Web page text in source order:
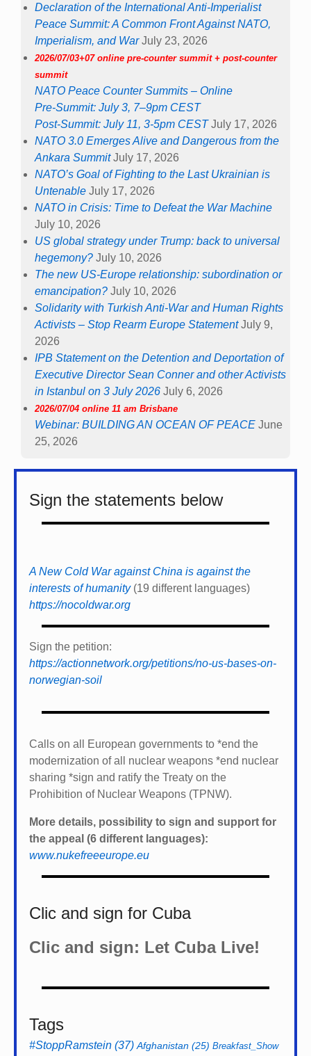
Declaration of the International Anti-Imperialist
Peace Summit: A Common Front Against NATO,
Imperialism, and War July 23, 2026
2026/07/03+07 online pre-counter summit + post-counter
summit
NATO Peace Counter Summits – Online
Pre-Summit: July 3, 7–9pm CEST
Post-Summit: July 11, 3-5pm CEST July 17, 2026
NATO 3.0 Emerges Alive and Dangerous from the
Ankara Summit July 17, 2026
NATO’s Goal of Fighting to the Last Ukrainian is
Untenable July 17, 2026
NATO in Crisis: Time to Defeat the War Machine
July 10, 2026
US global strategy under Trump: back to universal
hegemony? July 10, 2026
The new US-Europe relationship: subordination or
emancipation? July 10, 2026
Solidarity with Turkish Anti-War and Human Rights
Activists – Stop Rearm Europe Statement July 9,
2026
IPB Statement on the Detention and Deportation of
Executive Director Sean Conner and other Activists
in Istanbul on 3 July 2026 July 6, 2026
2026/07/04 online 11 am Brisbane
Webinar: BUILDING AN OCEAN OF PEACE June
25, 2026
Sign the statements below
A New Cold War against China is against the
interests of humanity(19 different languages)
https://nocoldwar.org
Sign the petition:
https://actionnetwork.org/petitions/no-us-bases-on-
norwegian-soil
Calls on all European governments to *end the
modernization of all nuclear weapons *end nuclear
sharing *sign and ratify the Treaty on the
Prohibition of Nuclear Weapons (TPNW).
More details, possibility to sign and support for
the appeal (6 different languages):
www.nukefreeeurope.eu
Clic and sign for Cuba
Clic and sign: Let Cuba Live!
Tags
#StoppRamstein (37) Afghanistan (25) Breakfast_Show